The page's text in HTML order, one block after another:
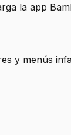
la app
y menús